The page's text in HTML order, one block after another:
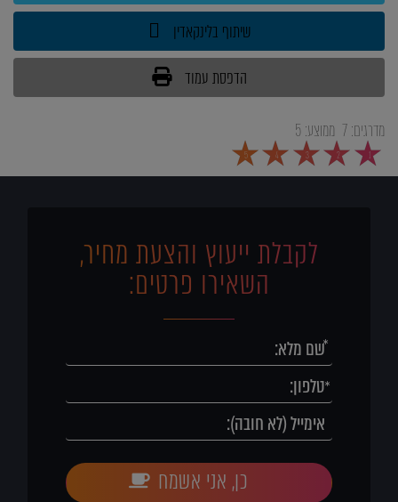
שיתוף בלינקאדין
הדפסת עמוד
מדרגים:7 ממוצע:5
1
2
3
4
5
לקבלת ייעוץ והצעת מחיר,
השאירו פרטים:
כן, אני אשמח